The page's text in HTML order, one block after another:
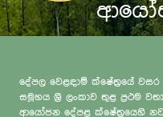
දේපල වෙළඳාම් ක්ෂේත්‍රයේ
සමූහය ශ්‍රී ලංකාව තුළ ප්‍රථම
ආයෝජන දේපළ ක්ෂේත්‍රයෙහි